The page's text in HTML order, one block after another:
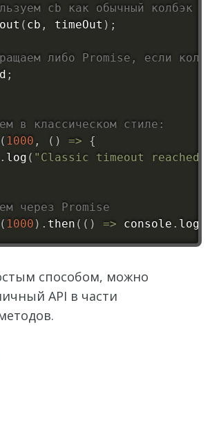
cb как обычный колбэк
( cb , timeOut ) ;
либо Promise, если
;
в классическом стиле:
( 1000 , ( ) =>
{
. log ( "Classic timeout
через Promise
( 1000 ) . then ( ( ) => console . log
способом, можно
API в части